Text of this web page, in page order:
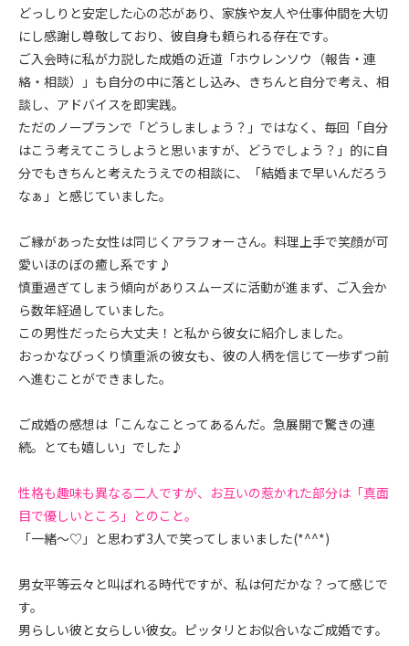
どっしりと安定した心の芯があり、家族や友人や仕事仲間を大切
にし感謝し尊敬しており、彼自身も頼られる存在です。
ご入会時に私が力説した成婚の近道「ホウレンソウ（報告・連
絡・相談）」も自分の中に落とし込み、きちんと自分で考え、相
談し、アドバイスを即実践。
ただのノープランで「どうしましょう？」ではなく、毎回「自分
はこう考えてこうしようと思いますが、どうでしょう？」的に自
分でもきちんと考えたうえでの相談に、「結婚まで早いんだろう
なぁ」と感じていました。
ご縁があった女性は同じくアラフォーさん。料理上手で笑顔が可
愛いほのぼの癒し系です♪
慎重過ぎてしまう傾向がありスムーズに活動が進まず、ご入会か
ら数年経過していました。
この男性だったら大丈夫！と私から彼女に紹介しました。
おっかなびっくり慎重派の彼女も、彼の人柄を信じて一歩ずつ前
へ進むことができました。
ご成婚の感想は「こんなことってあるんだ。急展開で驚きの連
続。とても嬉しい」でした♪
性格も趣味も異なる二人ですが、お互いの惹かれた部分は「真面
目で優しいところ」とのこと。
「一緒〜♡」と思わず3人で笑ってしまいました(*^^*)
男女平等云々と叫ばれる時代ですが、私は何だかな？って感じで
す。
男らしい彼と女らしい彼女。ピッタリとお似合いなご成婚です。